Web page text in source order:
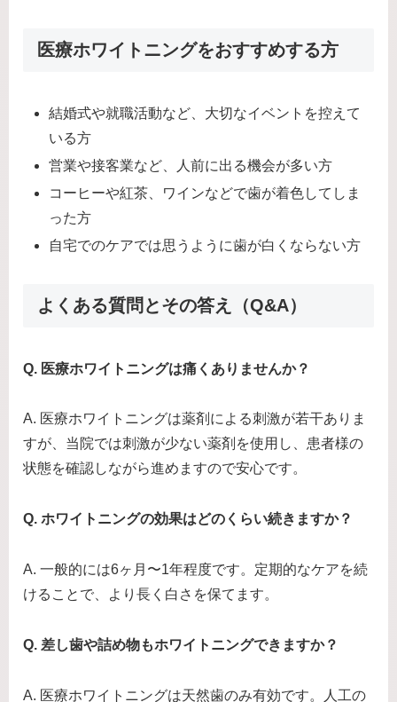
医療ホワイトニングをおすすめする方
結婚式や就職活動など、大切なイベントを控えて
いる方
営業や接客業など、人前に出る機会が多い方
コーヒーや紅茶、ワインなどで歯が着色してしま
った方
自宅でのケアでは思うように歯が白くならない方
よくある質問とその答え（Q&A）
Q. 医療ホワイトニングは痛くありませんか？
A. 医療ホワイトニングは薬剤による刺激が若干ありま
すが、当院では刺激が少ない薬剤を使用し、患者様の
状態を確認しながら進めますので安心です。
Q. ホワイトニングの効果はどのくらい続きますか？
A. 一般的には6ヶ月〜1年程度です。定期的なケアを続
けることで、より長く白さを保てます。
Q. 差し歯や詰め物もホワイトニングできますか？
A. 医療ホワイトニングは天然歯のみ有効です。人工の